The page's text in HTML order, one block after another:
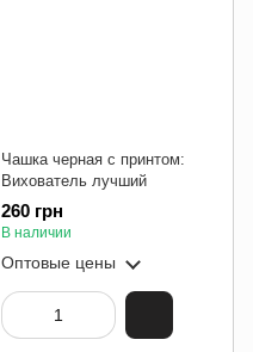
Чашка черная с принтом:
Вихователь лучший
260 грн
В наличии
Оптовые цены